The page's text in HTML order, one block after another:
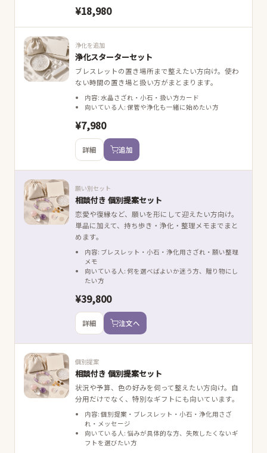
¥18,980
浄化を追加
浄化スターターセット
ブレスレットの置き場所まで整えたい方向け。使わ
ない時間の置き場と扱い方がまとまります。
内容: 水晶さざれ・小石・扱い方カード
向いている人: 保管や浄化も一緒に始めたい方
¥7,980
詳細 追加
願い別セット
相談付き 個別提案セット
恋愛や復縁など、願いを形にして迎えたい方向け。
単品に加えて、持ち歩き・浄化・整理メモまでまと
めます。
内容: ブレスレット・小石・浄化用さざれ・願い整理
メモ
向いている人: 何を選べばよいか迷う方、贈り物にし
たい方
¥39,800
詳細 注文へ
個別提案
相談付き 個別提案セット
状況や予算、色の好みを伺って整えたい方向け。自
分用だけでなく、特別なギフトにも向いています。
内容: 個別提案・ブレスレット・小石・浄化用さざ
れ・メッセージ
向いている人: 悩みが具体的な方、失敗したくないギ
フトを選びたい方